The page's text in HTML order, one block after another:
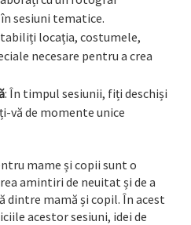
sesiuni tematice.
locația, costumele,
necesare pentru a crea
: În timpul sesiunii, fiți deschiși
vă de momente unice
mame și copii sunt o
amintiri de neuitat și de a
dintre mamă și copil. În acest
acestor sesiuni, idei de